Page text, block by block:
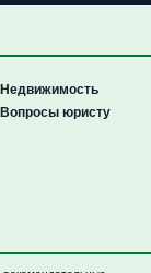
Недвижимость
Вопросы юристу